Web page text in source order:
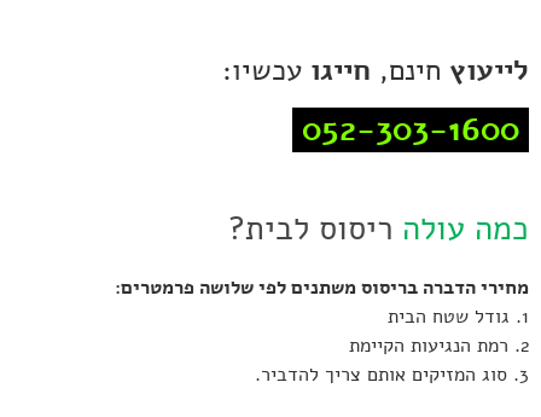
לייעוץ חינם, חייגו עכשיו:
כמה עולה ריסוס לבית?
מחירי הדברה בריסוס משתנים לפי שלושה פרמטרים:
1. גודל שטח הבית
2. רמת הנגיעות הקיימת
3. סוג המזיקים אותם צריך להדביר.